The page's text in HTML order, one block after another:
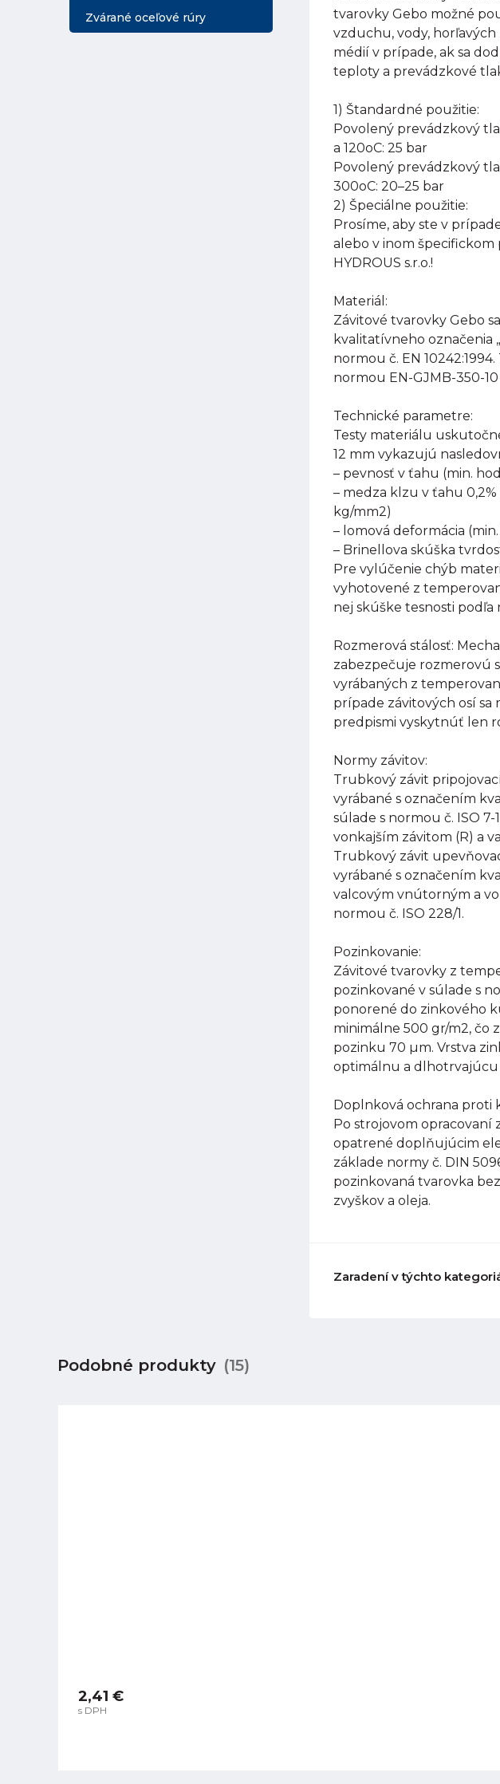
Zvárané oceľové rúry
tvarovky Gebo možné
vzduchu, vody,
médií v prípade, ak sa
teploty a prevádzkové
1) Štandardné použitie:
Povolený prevádzkový
a 120oC: 25 bar
Povolený prevádzkový
300oC: 20–25 bar
2) Špeciálne použitie:
Prosíme, aby ste v
alebo v inom
HYDROUS s.r.o.!
Materiál:
Závitové tvarovky Gebo
kvalitatívneho označenia
normou č. EN
normou EN-GJMB-350-10
Technické parametre:
Testy materiálu
12 mm vykazujú
– pevnosť v ťahu (min.
– medza klzu v ťahu
kg/mm2)
– lomová deformácia
– Brinellova skúška
Pre vylúčenie chýb
vyhotovené z
nej skúške tesnosti podľa
Rozmerová stálosť:
zabezpečuje rozmerovú
vyrábaných z
prípade závitových osí sa
predpismi vyskytnúť len
Normy závitov:
Trubkový závit
vyrábané s označením
súlade s normou č. ISO
vonkajším závitom (R) a
Trubkový závit
vyrábané s označením
valcovým vnútorným a
normou č. ISO 228/1.
Pozinkovanie:
Závitové tvarovky z
pozinkované v súlade s
ponorené do zinkového
minimálne 500 gr/m2, čo
pozinku 70 µm. Vrstva
optimálnu a dlhotrvajúcu
Doplnková ochrana proti
Po strojovom opracovaní
opatrené doplňujúcim
základe normy č. DIN
pozinkovaná tvarovka
zvyškov a oleja.
Zaradení v týchto
Podobné produkty (15)
2,41 €
s DPH